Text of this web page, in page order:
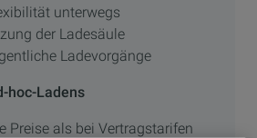
unterwegs
der Ladesäule
Ladevorgänge
hoc-Ladens
Preise als bei Vertragstarifen